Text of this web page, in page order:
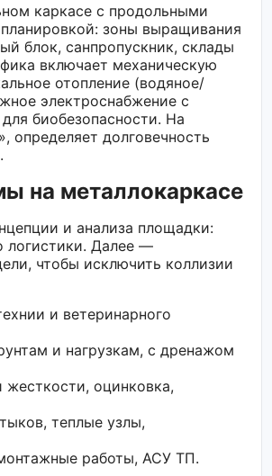
каркасе с продольными
зоны выращивания
блок, санпропускник, склады
включает механическую
отопление (водяное/
электроснабжение с
биобезопасности. На
определяет долговечность
на металлокаркасе
и анализа площадки:
логистики. Далее —
чтобы исключить коллизии
и ветеринарного
и нагрузкам, с дренажом
оцинковка,
теплые узлы,
работы, АСУ ТП.